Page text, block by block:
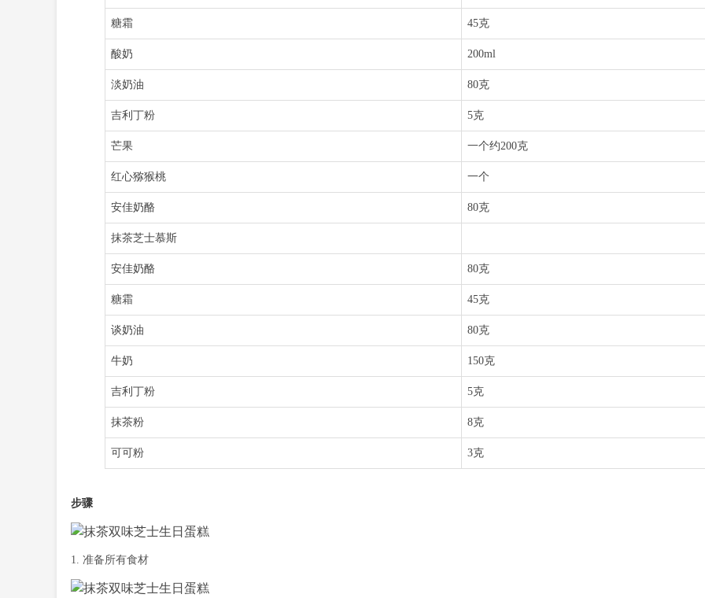
糖霜 45克
酸奶 200ml
淡奶油 80克
吉利丁粉 5克
芒果 一个约200克
红心猕猴桃 一个
安佳奶酪 80克
抹茶芝士慕斯
安佳奶酪 80克
糖霜 45克
谈奶油 80克
牛奶 150克
吉利丁粉 5克
抹茶粉 8克
可可粉 3克
步骤
1. 准备所有食材